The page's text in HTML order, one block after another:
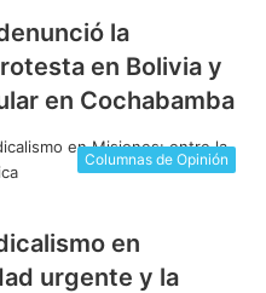
la
en Bolivia y
en Cochabamba
Columnas de Opinión
en
urgente y la